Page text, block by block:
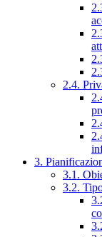
2.4.
3.
3.1.
3.2.